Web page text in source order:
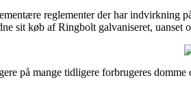
reglementer der har
sit køb af Ringbolt galvaniseret, uanset
på mange tidligere forbrugeres